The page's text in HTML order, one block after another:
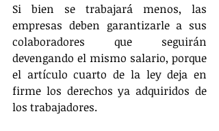
Si bien se trabajará menos, las
empresas deben garantizarle a sus
colaboradores que seguirán
devengando el mismo salario, porque
el artículo cuarto de la ley deja en
firme los derechos ya adquiridos de
los trabajadores.